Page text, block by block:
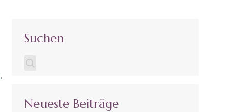
Suchen
Neueste Beiträge